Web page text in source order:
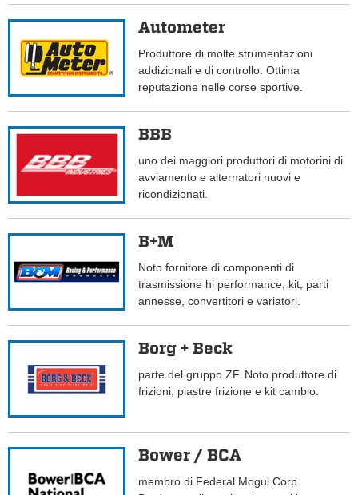
Autometer
Produttore di molte strumentazioni
addizionali e di controllo. Ottima
reputazione nelle corse sportive.
BBB
uno dei maggiori produttori di motorini di
avviamento e alternatori nuovi e
ricondizionati.
B+M
Noto fornitore di componenti di
trasmissione hi performance, kit, parti
annesse, convertitori e variatori.
Borg + Beck
parte del gruppo ZF. Noto produttore di
frizioni, piastre frizione e kit cambio.
Bower / BCA
membro di Federal Mogul Corp.